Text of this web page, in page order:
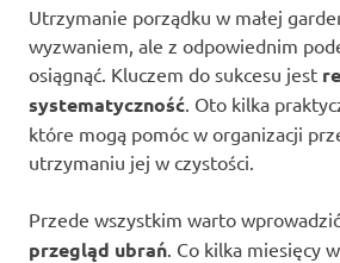
Utrzymanie porządku w małej
wyzwaniem, ale z odpowiednim
osiągnąć. Kluczem do sukcesu jest
systematyczność . Oto kilka
które mogą pomóc w organizacji
utrzymaniu jej w czystości.
Przede wszystkim warto wprowadzić
przegląd ubrań . Co kilka miesięcy